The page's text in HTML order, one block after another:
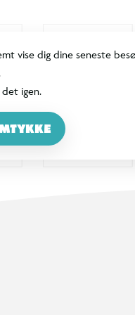
vise dig dine seneste
igen.